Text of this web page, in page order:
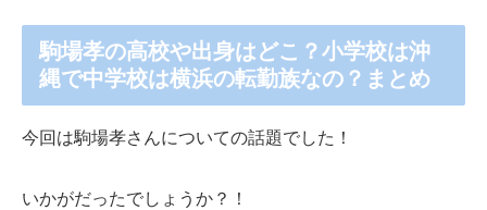
駒場孝の高校や出身はどこ？小学校は沖
縄で中学校は横浜の転勤族なの？まとめ
今回は駒場孝さんについての話題でした！
いかがだったでしょうか？！